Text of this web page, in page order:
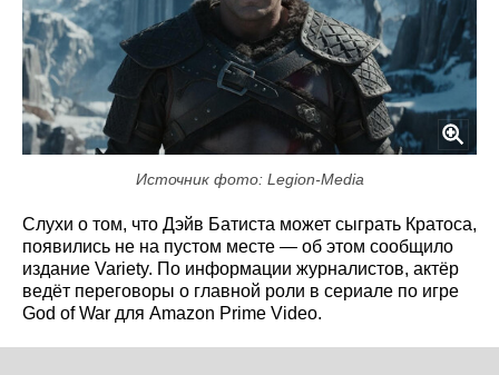
Источник фото: Legion-Media
Слухи о том, что Дэйв Батиста может сыграть Кратоса,
появились не на пустом месте — об этом сообщило
издание Variety. По информации журналистов, актёр
ведёт переговоры о главной роли в сериале по игре
God of War для Amazon Prime Video.